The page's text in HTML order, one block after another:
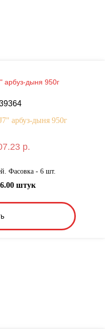
арбуз-дыня 950г
р.
Фасовка - 6 шт.
штук